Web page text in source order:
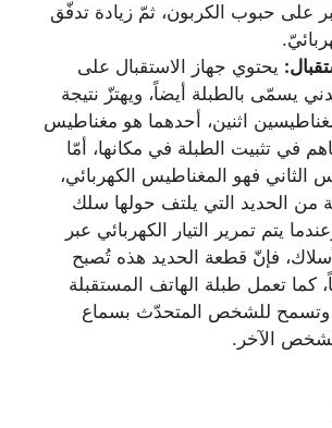
على حبوب الكربون، ثمّ زيادة تدفّق
يحتوي جهاز الاستقبال على
يسمّى بالطبلة أيضاً، ويهتزّ نتيجة
اثنين، أحدهما هو مغناطيس
في تثبيت الطبلة في مكانها، أمّا
الثاني فهو المغناطيس الكهربائي،
من الحديد التي يلتف حولها سلك
يتم تمرير التيار الكهربائي عبر
فإنّ قطعة الحديد هذه تُصبح
كما تعمل طبلة الهاتف المستقبلة
للشخص المتحدّث بسماع
الآخر.